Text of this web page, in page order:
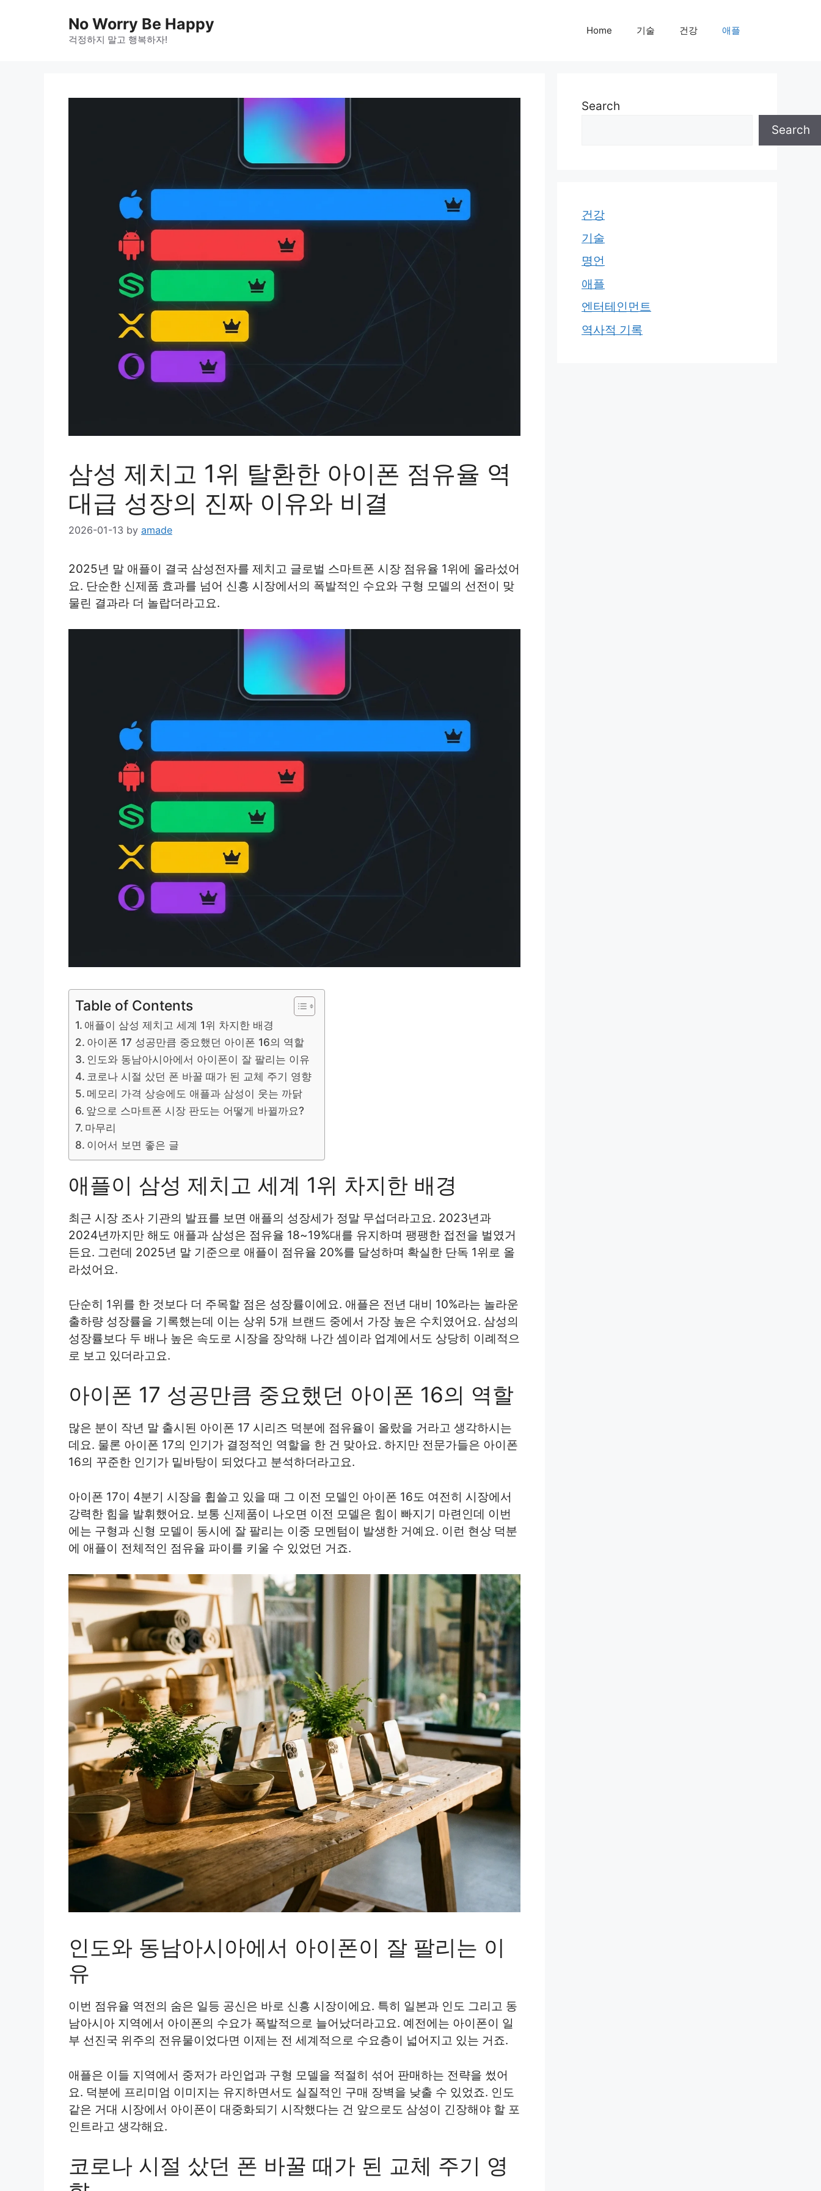
No Worry Be Happy
걱정하지 말고 행복하자!
Home 기술 건강 애플
삼성 제치고 1위 탈환한 아이폰 점유율 역
대급 성장의 진짜 이유와 비결
2026-01-13 by amade
2025년 말 애플이 결국 삼성전자를 제치고 글로벌 스마트폰 시장 점유율 1위에 올라섰어
요. 단순한 신제품 효과를 넘어 신흥 시장에서의 폭발적인 수요와 구형 모델의 선전이 맞
물린 결과라 더 놀랍더라고요.
Table of Contents
애플이 삼성 제치고 세계 1위 차지한 배경
아이폰 17 성공만큼 중요했던 아이폰 16의 역할
인도와 동남아시아에서 아이폰이 잘 팔리는 이유
코로나 시절 샀던 폰 바꿀 때가 된 교체 주기 영향
메모리 가격 상승에도 애플과 삼성이 웃는 까닭
앞으로 스마트폰 시장 판도는 어떻게 바뀔까요?
마무리
이어서 보면 좋은 글
애플이 삼성 제치고 세계 1위 차지한 배경
최근 시장 조사 기관의 발표를 보면 애플의 성장세가 정말 무섭더라고요. 2023년과
2024년까지만 해도 애플과 삼성은 점유율 18~19%대를 유지하며 팽팽한 접전을 벌였거
든요. 그런데 2025년 말 기준으로 애플이 점유율 20%를 달성하며 확실한 단독 1위로 올
라섰어요.
단순히 1위를 한 것보다 더 주목할 점은 성장률이에요. 애플은 전년 대비 10%라는 놀라운
출하량 성장률을 기록했는데 이는 상위 5개 브랜드 중에서 가장 높은 수치였어요. 삼성의
성장률보다 두 배나 높은 속도로 시장을 장악해 나간 셈이라 업계에서도 상당히 이례적으
로 보고 있더라고요.
아이폰 17 성공만큼 중요했던 아이폰 16의 역할
많은 분이 작년 말 출시된 아이폰 17 시리즈 덕분에 점유율이 올랐을 거라고 생각하시는
데요. 물론 아이폰 17의 인기가 결정적인 역할을 한 건 맞아요. 하지만 전문가들은 아이폰
16의 꾸준한 인기가 밑바탕이 되었다고 분석하더라고요.
아이폰 17이 4분기 시장을 휩쓸고 있을 때 그 이전 모델인 아이폰 16도 여전히 시장에서
강력한 힘을 발휘했어요. 보통 신제품이 나오면 이전 모델은 힘이 빠지기 마련인데 이번
에는 구형과 신형 모델이 동시에 잘 팔리는 이중 모멘텀이 발생한 거예요. 이런 현상 덕분
에 애플이 전체적인 점유율 파이를 키울 수 있었던 거죠.
인도와 동남아시아에서 아이폰이 잘 팔리는 이
유
이번 점유율 역전의 숨은 일등 공신은 바로 신흥 시장이에요. 특히 일본과 인도 그리고 동
남아시아 지역에서 아이폰의 수요가 폭발적으로 늘어났더라고요. 예전에는 아이폰이 일
부 선진국 위주의 전유물이었다면 이제는 전 세계적으로 수요층이 넓어지고 있는 거죠.
애플은 이들 지역에서 중저가 라인업과 구형 모델을 적절히 섞어 판매하는 전략을 썼어
요. 덕분에 프리미엄 이미지는 유지하면서도 실질적인 구매 장벽을 낮출 수 있었죠. 인도
같은 거대 시장에서 아이폰이 대중화되기 시작했다는 건 앞으로도 삼성이 긴장해야 할 포
인트라고 생각해요.
코로나 시절 샀던 폰 바꿀 때가 된 교체 주기 영
Search
Search
건강
기술
명언
애플
엔터테인먼트
역사적 기록